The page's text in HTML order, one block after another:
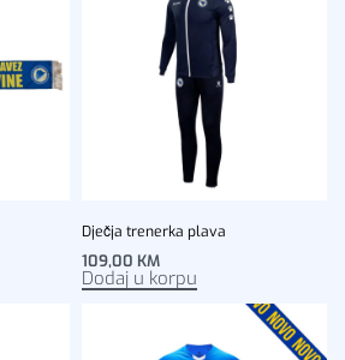
Dječja trenerka plava
109,00 KM
Dodaj u korpu